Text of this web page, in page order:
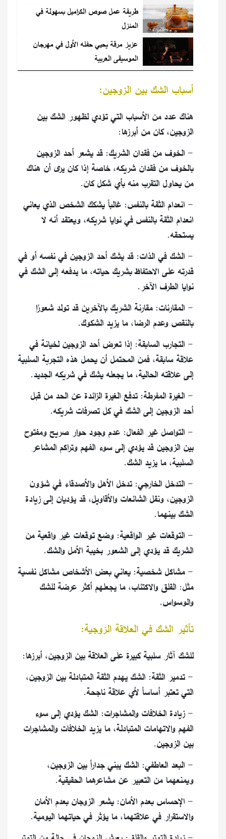
طريقة عمل صوص الكراميل بسهولة في
المنزل
عزيز مرقة يحيي حفله الأول في مهرجان
الموسيقى العربية
أسباب الشك بين الزوجين:
هناك عدد من الأسباب التي تؤدي لظهور الشك بين
الزوجين، كان من أبرزها:
- الخوف من فقدان الشريك: قد يشعر أحد الزوجين
بالخوف من فقدان شريكه، خاصة إذا كان يرى أن هناك
من يحاول التقرب منه بأي شكل كان.
- انعدام الثقة بالنفس: غالباً يشكك الشخص الذي يعاني
انعدام الثقة بالنفس في نوايا شريكه، ويعتقد أنه لا
يستحقه.
- الشك في الذات: قد يشك أحد الزوجين في نفسه أو في
قدرته على الاحتفاظ بشريك حياته، ما يدفعه إلى الشك في
نوايا الطرف الآخر.
- المقارنات: مقارنة الشريك بالآخرين قد تولد شعورًا
بالنقص وعدم الرضا، ما يزيد الشكوك.
- التجارب السابقة: إذا تعرض أحد الزوجين لخيانة في
علاقة سابقة، فمن المحتمل أن يحمل هذه التجربة السلبية
إلى علاقته الحالية، ما يجعله يشك في شريكه الجديد.
- الغيرة المفرطة: تدفع الغيرة الزائدة عن الحد من قبل
أحد الزوجين إلى الشك في كل تصرفات شريكه.
- التواصل غير الفعال: عدم وجود حوار صريح ومفتوح
بين الزوجين قد يؤدي إلى سوء الفهم وتراكم المشاعر
السلبية، ما يزيد الشك.
- التدخل الخارجي: تدخل الأهل والأصدقاء في شؤون
الزوجين، ونقل الشائعات والأقاويل، قد يؤديان إلى زيادة
الشك بينهما.
- التوقعات غير الواقعية: وضع توقعات غير واقعية من
الشريك قد يؤدي إلى الشعور بخيبة الأمل والشك.
- مشاكل شخصية: يعاني بعض الأشخاص مشاكل نفسية
مثل: القلق والاكتئاب، ما يجعلهم أكثر عرضة للشك
والوسواس.
تأثير الشك في العلاقة الزوجية:
للشك آثار سلبية كبيرة على العلاقة بين الزوجين، أبرزها:
- تدمير الثقة: الشك يهدم الثقة المتبادلة بين الزوجين،
التي تعتبر أساساً لأي علاقة ناجحة.
- زيادة الخلافات والمشاجرات: الشك يؤدي إلى سوء
الفهم والاتهامات المتبادلة، ما يزيد الخلافات والمشاجرات
بين الزوجين.
- البعد العاطفي: الشك يبني جداراً بين الزوجين،
ويمنعهما من التعبير عن مشاعرهما الحقيقية.
- الإحساس بعدم الأمان: يشعر الزوجان بعدم الأمان
والاستقرار في علاقتهما، ما يؤثر في حياتهما اليومية.